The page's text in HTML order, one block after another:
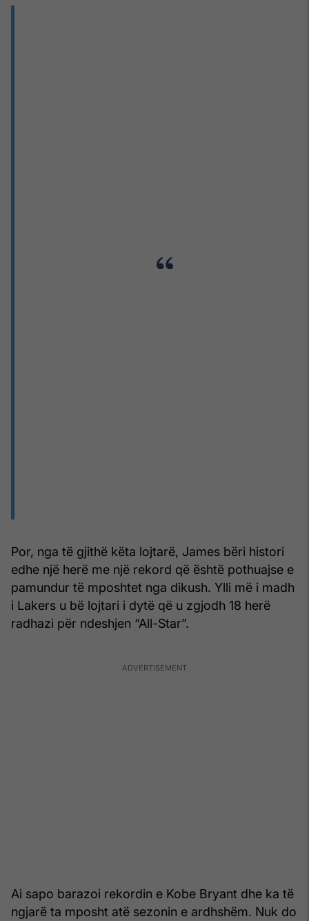
Por, nga të gjithë këta lojtarë, James bëri histori
edhe një herë me një rekord që është pothuajse e
pamundur të mposhtet nga dikush. Ylli më i madh
i Lakers u bë lojtari i dytë që u zgjodh 18 herë
radhazi për ndeshjen “All-Star”.
Ai sapo barazoi rekordin e Kobe Bryant dhe ka të
ngjarë ta mposht atë sezonin e ardhshëm. Nuk do